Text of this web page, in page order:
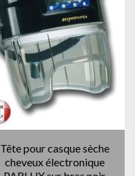
Tête pour casque sèche
cheveux électronique